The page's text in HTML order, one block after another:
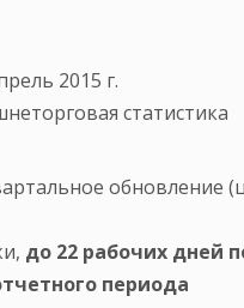
2015 г.
статистика
обновление
до 22 рабочих дней
периода